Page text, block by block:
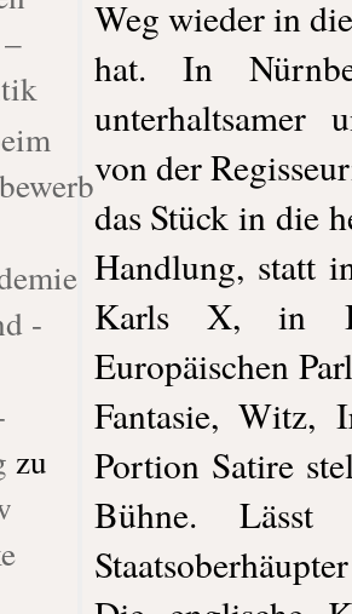
-
zu
Weg wieder in
hat. In
unterhaltsamer
von der
das Stück in die
Handlung, statt
Karls X, in
Europäischen
Fantasie, Witz,
Portion Satire
Bühne. Lässt